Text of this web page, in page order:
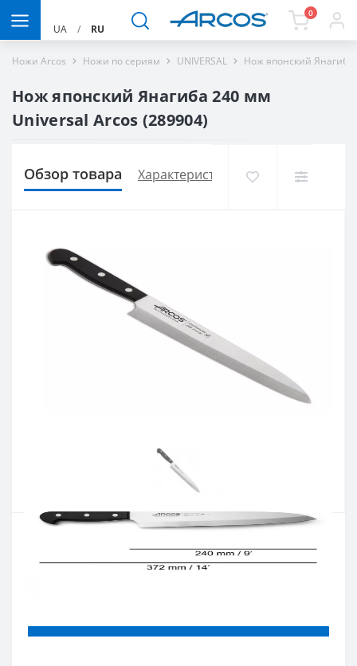
UA / RU
0
Ножи Arcos Ножи по сериям UNIVERSAL Нож японский
Нож японский Янагиба 240 мм
Universal Arcos (289904)
Обзор товара Характеристики Доставка и